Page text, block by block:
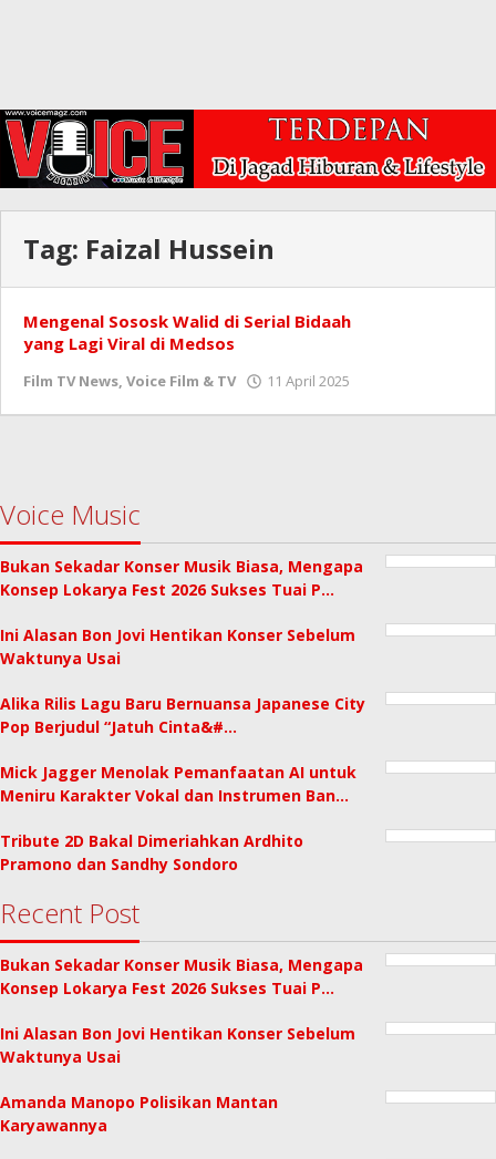
Tag: Faizal Hussein
Mengenal Sososk Walid di Serial Bidaah
yang Lagi Viral di Medsos
Film TV News, Voice Film & TV 11 April 2025
Voice Music
Bukan Sekadar Konser Musik Biasa, Mengapa
Konsep Lokarya Fest 2026 Sukses Tuai P…
Ini Alasan Bon Jovi Hentikan Konser Sebelum
Waktunya Usai
Alika Rilis Lagu Baru Bernuansa Japanese City
Pop Berjudul “Jatuh Cinta&#…
Mick Jagger Menolak Pemanfaatan AI untuk
Meniru Karakter Vokal dan Instrumen Ban…
Tribute 2D Bakal Dimeriahkan Ardhito
Pramono dan Sandhy Sondoro
Recent Post
Bukan Sekadar Konser Musik Biasa, Mengapa
Konsep Lokarya Fest 2026 Sukses Tuai P…
Ini Alasan Bon Jovi Hentikan Konser Sebelum
Waktunya Usai
Amanda Manopo Polisikan Mantan
Karyawannya